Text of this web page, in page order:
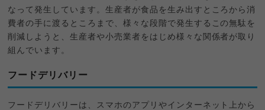
なって発生しています。生産者が食品を生み出すところから消
費者の手に渡るところまで、様々な段階で発生するこの無駄を
削減しようと、生産者や小売業者をはじめ様々な関係者が取り
組んでいます。
フードデリバリー
フードデリバリーは、スマホのアプリやインターネット上から